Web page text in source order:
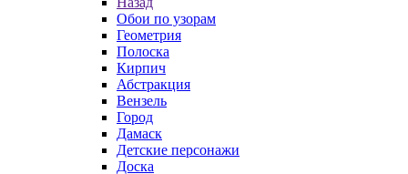
Обои по узорам
Геометрия
Полоска
Кирпич
Абстракция
Вензель
Город
Дамаск
Детские персонажи
Доска